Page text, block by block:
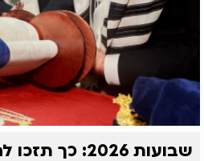
כח מיוחד זה התגלה רק אצל
"ורות דבקה בה". דרכה של
סגולה, דרך שאינה
והתועלתני, אלא פועלת
ברוח ובאמת.
קבלת התורה - דבקות באמת
כפי שהזכרנו בפתחשבועות 2026: